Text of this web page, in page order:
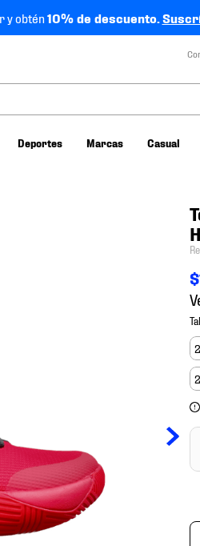
y obtén10% de descuento.
Deportes Marcas Casual
$